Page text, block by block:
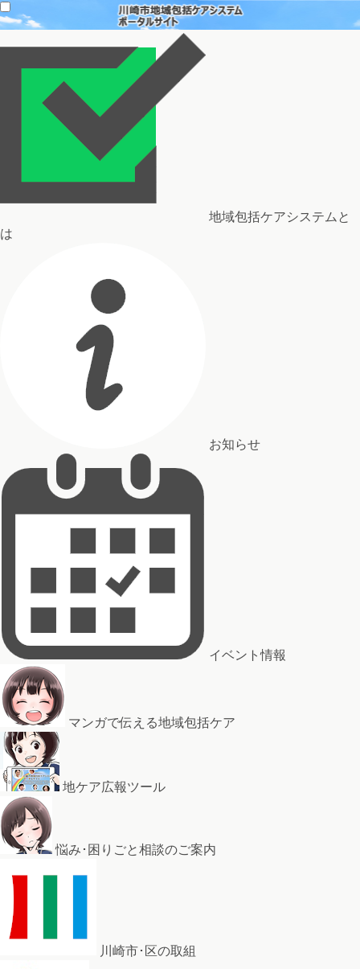
地域包括ケアシステムと
は
お知らせ
イベント情報
マンガで伝える地域包括ケア
地ケア広報ツール
悩み･困りごと相談のご案内
川崎市･区の取組